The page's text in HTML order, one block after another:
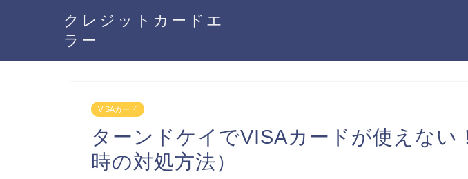
クレジットカードエ
ラー
VISAカード
ターンドケイでVISAカードが使えない
時の対処方法）